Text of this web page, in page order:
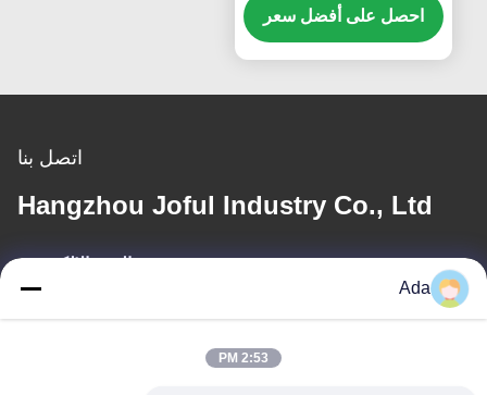
مخصصة
احصل على أفضل سعر
اتصل بنا
Hangzhou Joful Industry Co., Ltd
البريد الإلكتروني
Ada
2:53 PM